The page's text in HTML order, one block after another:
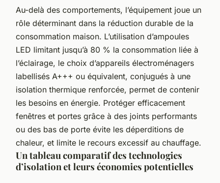
Au-delà des comportements, l’équipement joue un
rôle déterminant dans la réduction durable de la
consommation maison. L’utilisation d’ampoules
LED limitant jusqu’à 80 % la consommation liée à
l’éclairage, le choix d’appareils électroménagers
labellisés A+++ ou équivalent, conjugués à une
isolation thermique renforcée, permet de contenir
les besoins en énergie. Protéger efficacement
fenêtres et portes grâce à des joints performants
ou des bas de porte évite les déperditions de
chaleur, et limite le recours excessif au chauffage.
Un tableau comparatif des technologies
d’isolation et leurs économies potentielles